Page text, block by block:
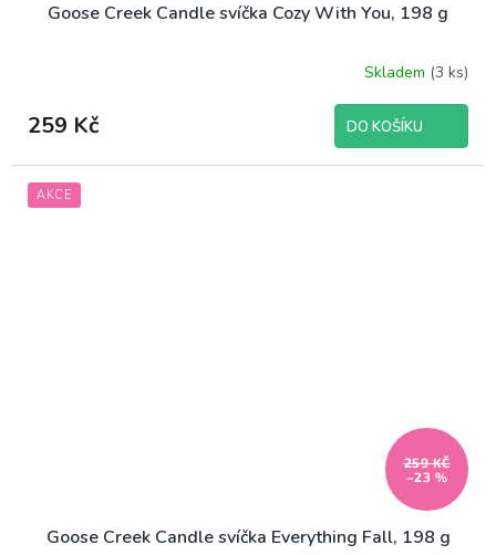
Goose Creek Candle svíčka Cozy With You, 198 g
Skladem (3 ks)
259 Kč DO KOŠÍKU
AKCE
259 KČ
–23 %
Goose Creek Candle svíčka Everything Fall, 198 g